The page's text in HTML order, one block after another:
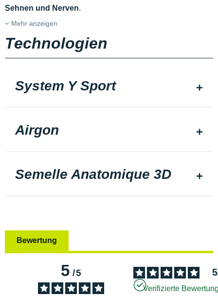
Sehnen und Nerven.
Mehr anzeigen
Technologien
System Y Sport
Airgon
Semelle Anatomique 3D
Bewertung
5/5 5
Verifizierte